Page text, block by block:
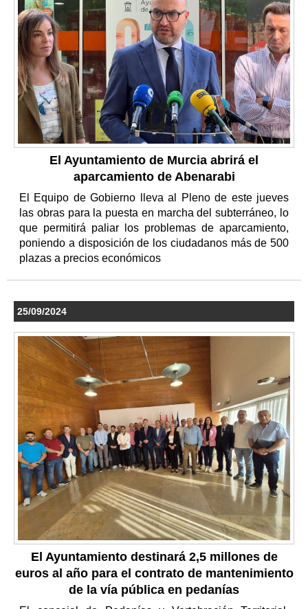
El Ayuntamiento de Murcia abrirá el
aparcamiento de Abenarabi
El Equipo de Gobierno lleva al Pleno de este jueves
las obras para la puesta en marcha del subterráneo, lo
que permitirá paliar los problemas de aparcamiento,
poniendo a disposición de los ciudadanos más de 500
plazas a precios económicos
25/09/2024
El Ayuntamiento destinará 2,5 millones de
euros al año para el contrato de mantenimiento
de la vía pública en pedanías